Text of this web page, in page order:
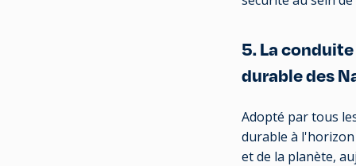
5. La
durable des
Adopté par tous
durable à
et de la planète,